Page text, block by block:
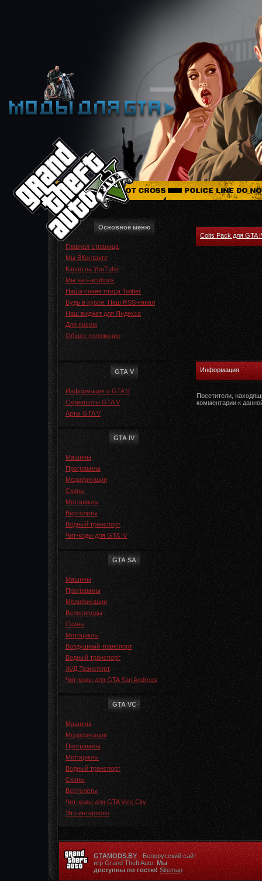
Основное меню
Главная страница
Мы ВКонтакте
Канал на YouTube
Мы на Facebook
Наша синяя птица Twitter
Будь в курсе. Наш RSS-канал
Наш виджет для Яндекса
Для писем
Общее положение
GTA V
Информация о GTA V
Скриншоты GTA V
Арты GTA V
GTA IV
Машины
Программы
Модификации
Скины
Мотоциклы
Вертолеты
Водный транспорт
Чит-коды для GTA IV
GTA SA
Машины
Программы
Модификации
Велосипеды
Скины
Мотоциклы
Воздушный транспорт
Водный транспорт
Ж/Д Транспорт
Чит-коды для GTA San Andreas
GTA VC
Машины
Модификации
Программы
Мотоциклы
Водный транспорт
Скины
Вертолеты
Чит-коды для GTA Vice City
Это интересно
Colts Pack для GTA
Информация
Посетители,
комментарии к
GTAMODS.BY - Белорусский сайт
игр Grand Theft Auto. Мы
доступны по гостю! Sitemap